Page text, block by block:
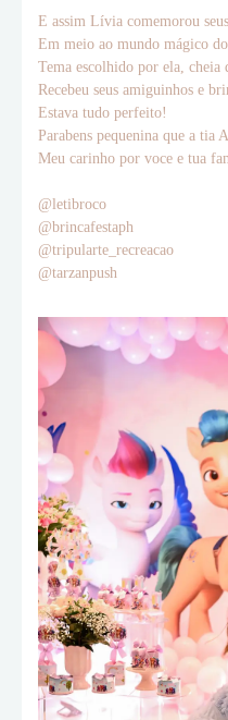
E assim Lívia comemorou
Em meio ao mundo mágico
Tema escolhido por ela, cheia
Recebeu seus amiguinhos e
Estava tudo perfeito!
Parabens pequenina que a tia
Meu carinho por voce e tua
@letibroco
@brincafestaph
@tripularte_recreacao
@tarzanpush